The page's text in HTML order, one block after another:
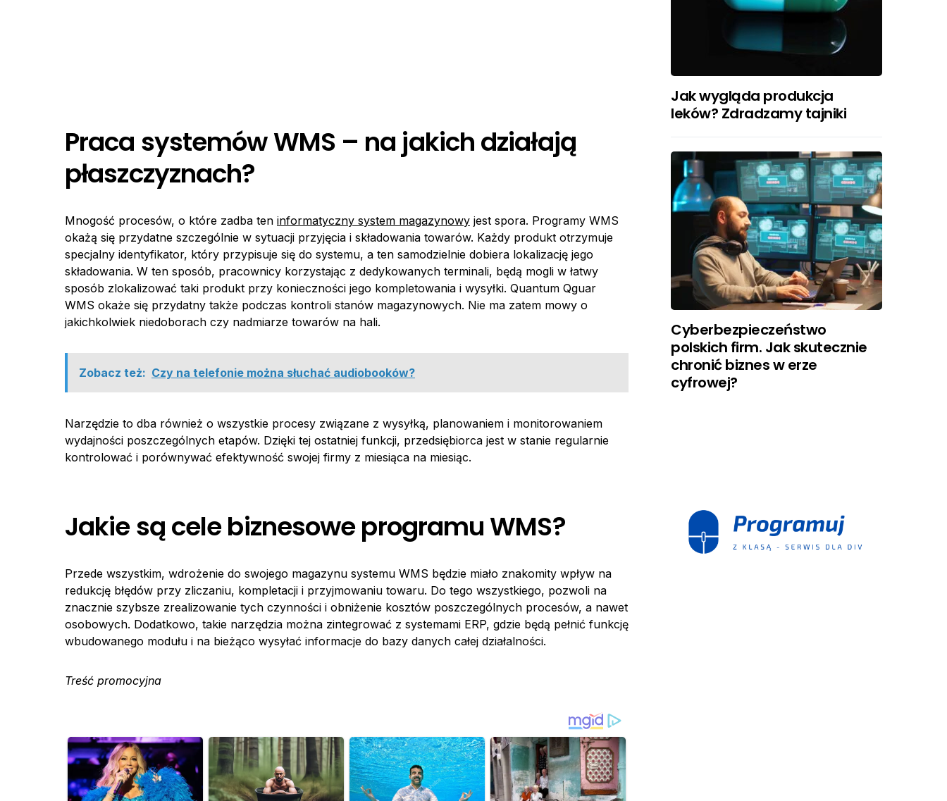
Praca systemów WMS – na jakich działają
płaszczyznach?
Mnogość procesów, o które zadba ten informatyczny system magazynowy jest spora. Programy WMS
okażą się przydatne szczególnie w sytuacji przyjęcia i składowania towarów. Każdy produkt otrzymuje
specjalny identyfikator, który przypisuje się do systemu, a ten samodzielnie dobiera lokalizację jego
składowania. W ten sposób, pracownicy korzystając z dedykowanych terminali, będą mogli w łatwy
sposób zlokalizować taki produkt przy konieczności jego kompletowania i wysyłki. Quantum Qguar
WMS okaże się przydatny także podczas kontroli stanów magazynowych. Nie ma zatem mowy o
jakichkolwiek niedoborach czy nadmiarze towarów na hali.
Zobacz też: Czy na telefonie można słuchać audiobooków?
Narzędzie to dba również o wszystkie procesy związane z wysyłką, planowaniem i monitorowaniem
wydajności poszczególnych etapów. Dzięki tej ostatniej funkcji, przedsiębiorca jest w stanie regularnie
kontrolować i porównywać efektywność swojej firmy z miesiąca na miesiąc.
Jakie są cele biznesowe programu WMS?
Przede wszystkim, wdrożenie do swojego magazynu systemu WMS będzie miało znakomity wpływ na
redukcję błędów przy zliczaniu, kompletacji i przyjmowaniu towaru. Do tego wszystkiego, pozwoli na
znacznie szybsze zrealizowanie tych czynności i obniżenie kosztów poszczególnych procesów, a nawet
osobowych. Dodatkowo, takie narzędzia można zintegrować z systemami ERP, gdzie będą pełnić funkcję
wbudowanego modułu i na bieżąco wysyłać informacje do bazy danych całej działalności.
Treść promocyjna
Jak wygląda produkcja
leków? Zdradzamy tajniki
Cyberbezpieczeństwo
polskich firm. Jak skutecznie
chronić biznes w erze
cyfrowej?